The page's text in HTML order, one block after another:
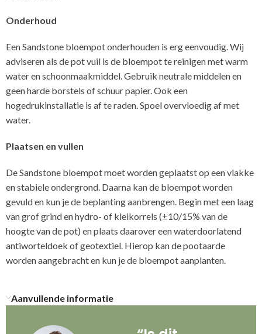
Onderhoud
Een Sandstone bloempot onderhouden is erg eenvoudig. Wij
adviseren als de pot vuil is de bloempot te reinigen met warm
water en schoonmaakmiddel. Gebruik neutrale middelen en
geen harde borstels of schuur papier. Ook een
hogedrukinstallatie is af te raden. Spoel overvloedig af met
water.
Plaatsen en vullen
De Sandstone bloempot moet worden geplaatst op een vlakke
en stabiele ondergrond. Daarna kan de bloempot worden
gevuld en kun je de beplanting aanbrengen. Begin met een laag
van grof grind en hydro- of kleikorrels (±10/15% van de
hoogte van de pot) en plaats daarover een waterdoorlatend
antiworteldoek of geotextiel. Hierop kan de pootaarde
worden aangebracht en kun je de bloempot aanplanten.
Aanvullende informatie